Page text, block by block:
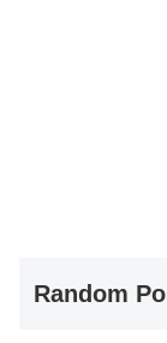
Random